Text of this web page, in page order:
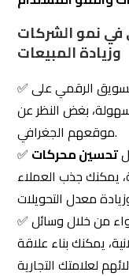
✅
الرقمي على
بغض النظر عن
موقعهم الجغرافي.
✅ تحسين محركات
يمكنك جذب العملاء
✅ من خلال وسائل
يمكنك بناء علاقة
✅ يتيح لك التسويق
وتحليل البيانات